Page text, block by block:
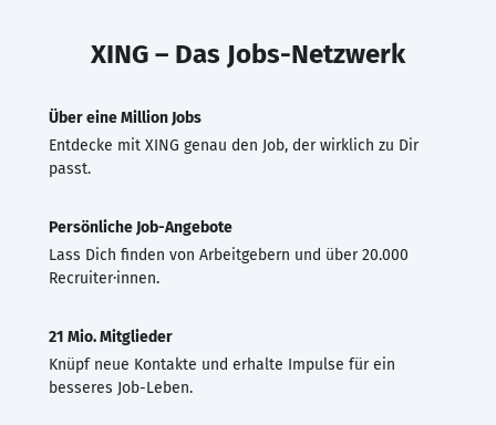
XING – Das Jobs-Netzwerk
Über eine Million Jobs
Entdecke mit XING genau den Job, der wirklich zu Dir
passt.
Persönliche Job-Angebote
Lass Dich finden von Arbeitgebern und über 20.000
Recruiter·innen.
21 Mio. Mitglieder
Knüpf neue Kontakte und erhalte Impulse für ein
besseres Job-Leben.